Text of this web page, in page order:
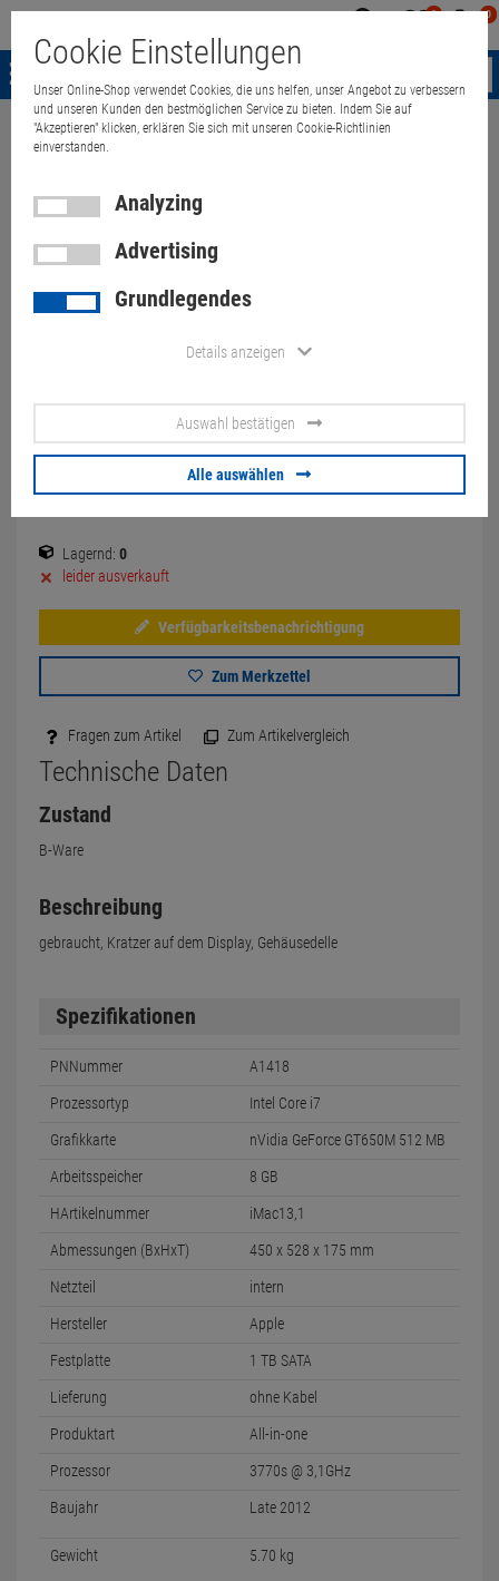
0 0
Menü
Weiter einkaufen
Apple iMac 13,1 21,5" i7 3770s
8GB 1TB GT650M (Kratzer auf
Display, Gehäusedelle) 2012
110.00 €
Lagernd: 0
leider ausverkauft
Verfügbarkeitsbenachrichtigung
Zum Merkzettel
Fragen zum Artikel Zum Artikelvergleich
Technische Daten
Zustand
B-Ware
Beschreibung
gebraucht, Kratzer auf dem Display, Gehäusedelle
Spezifikationen
PNNummer A1418
Prozessortyp Intel Core i7
Grafikkarte nVidia GeForce GT650M 512 MB
Arbeitsspeicher 8 GB
HArtikelnummer iMac13,1
Abmessungen (BxHxT) 450 x 528 x 175 mm
Netzteil intern
Hersteller Apple
Festplatte 1 TB SATA
Lieferung ohne Kabel
Produktart All-in-one
Prozessor 3770s @ 3,1GHz
Baujahr Late 2012
Gewicht 5.70 kg
Cookie Einstellungen
Unser Online-Shop verwendet Cookies, die uns helfen, unser Angebot zu verbessern
und unseren Kunden den bestmöglichen Service zu bieten. Indem Sie auf
"Akzeptieren" klicken, erklären Sie sich mit unseren Cookie-Richtlinien
einverstanden.
Analyzing
Advertising
Grundlegendes
Details anzeigen
Auswahl bestätigen
Alle auswählen